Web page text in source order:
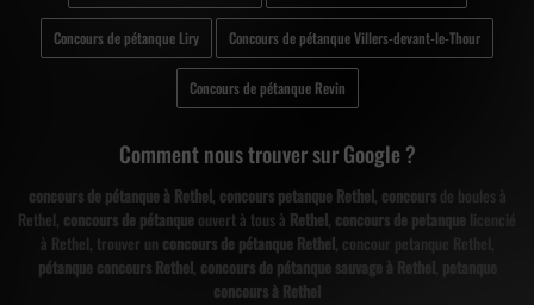
Concours de pétanque Liry Concours de pétanque Villers-devant-le-Thour
Concours de pétanque Revin
Comment nous trouver sur Google ?
concours de pétanque à Rethel, concours petanque Rethel, concoursde boules à
Rethel, concours de pétanque ouvert à tous à Rethel, concours de petanque licencié
à Rethel, trouver un concours de pétanque Rethel, concour petanque Rethel,
pétanque concours Rethel, concours de pétanque sauvage à Rethel
concours à Rethel